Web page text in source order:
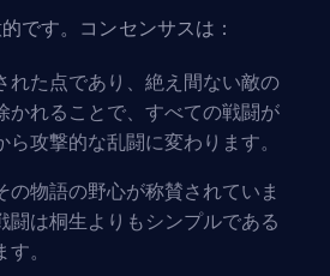
です。コンセンサスは：
れた点であり、絶え間ない敵の
かれることで、すべての戦闘が
攻撃的な乱闘に変わります。
の物語の野心が称賛されていま
闘は桐生よりもシンプルである
。